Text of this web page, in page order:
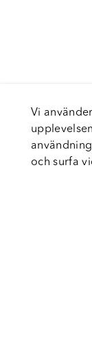
Vi
och surfa